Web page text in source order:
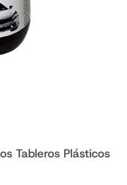
Tableros Plásticos